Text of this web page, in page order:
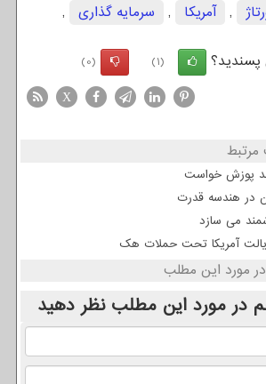
, آمریكا , سرمایه گذاری ,
پسندید؟
(1)
(0)
X
مرتبط
پوزش خواست
در هندسه قدرت
می سازد
آمریکا تحت حملات هک
مورد این مطلب
در مورد این مطلب نظر دهید